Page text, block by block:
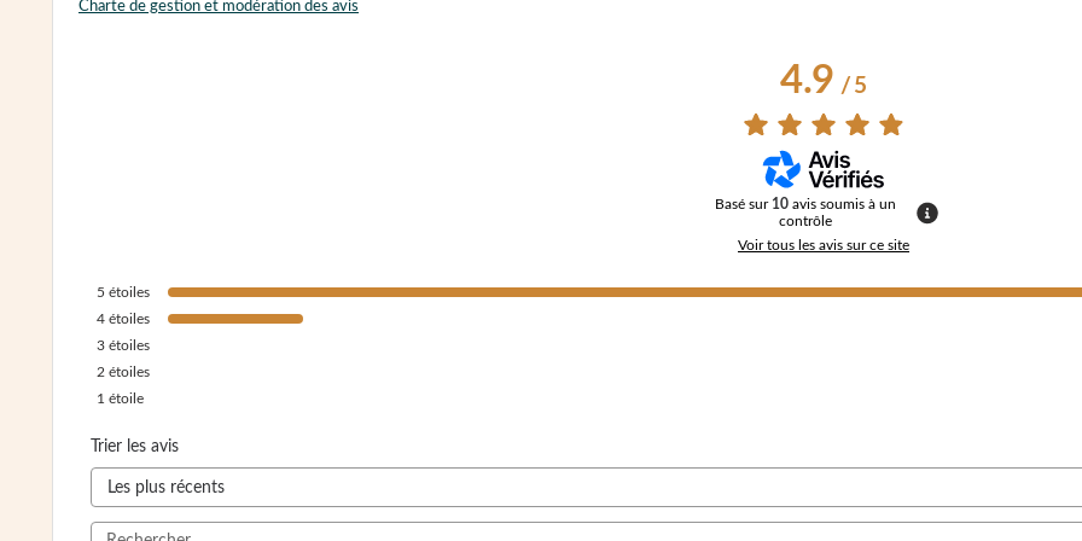
Charte de gestion et modération des avis
4.9/ 5
Basé sur 10 avis soumis à un
contrôle
Voir tous les avis sur ce site
5 étoiles
4 étoiles
3 étoiles
2 étoiles
1 étoile
Trier les avis